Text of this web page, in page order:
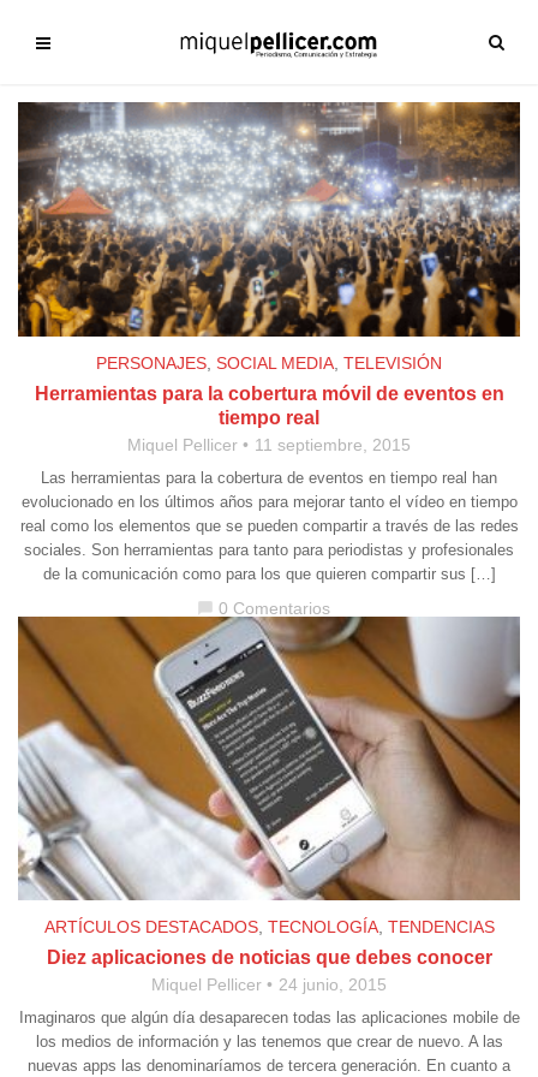
PERSONAJES SOCIAL MEDIA TELEVISIÓN
Herramientas para la cobertura móvil de eventos en
tiempo real
Miquel Pellicer 11 septiembre, 2015
Las herramientas para la cobertura de eventos en tiempo real han
evolucionado en los últimos años para mejorar tanto el vídeo en tiempo
real como los elementos que se pueden compartir a través de las redes
sociales. Son herramientas para tanto para periodistas y profesionales
de la comunicación como para los que quieren compartir sus […]
chat_bubble 0 Comentarios
ARTÍCULOS DESTACADOS, TECNOLOGÍA, TENDENCIAS
Diez aplicaciones de noticias que debes conocer
Miquel Pellicer 24 junio, 2015
Imaginaros que algún día desaparecen todas las aplicaciones mobile de
los medios de información y las tenemos que crear de nuevo. A las
nuevas apps las denominaríamos de tercera generación. En cuanto a